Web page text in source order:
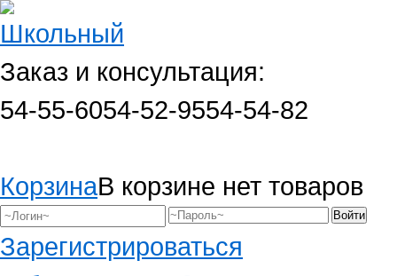
Заказ и консультация:
54-55-6054-52-9554-54-82
КорзинаВ корзине нет товаров
Зарегистрироваться